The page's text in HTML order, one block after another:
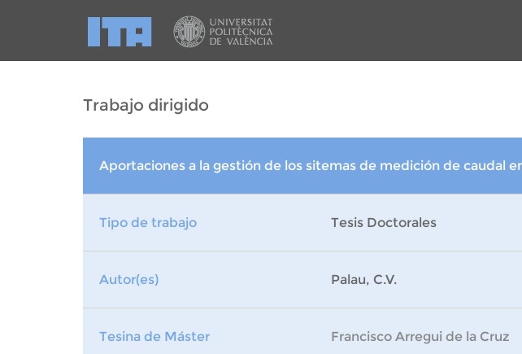
Trabajo dirigido
Aportaciones a la gestión de los sitemas de medición de caudal
Tipo de trabajo Tesis Doctorales
Autor(es) Palau, C.V.
Tesina de Máster Francisco Arregui de la Cruz